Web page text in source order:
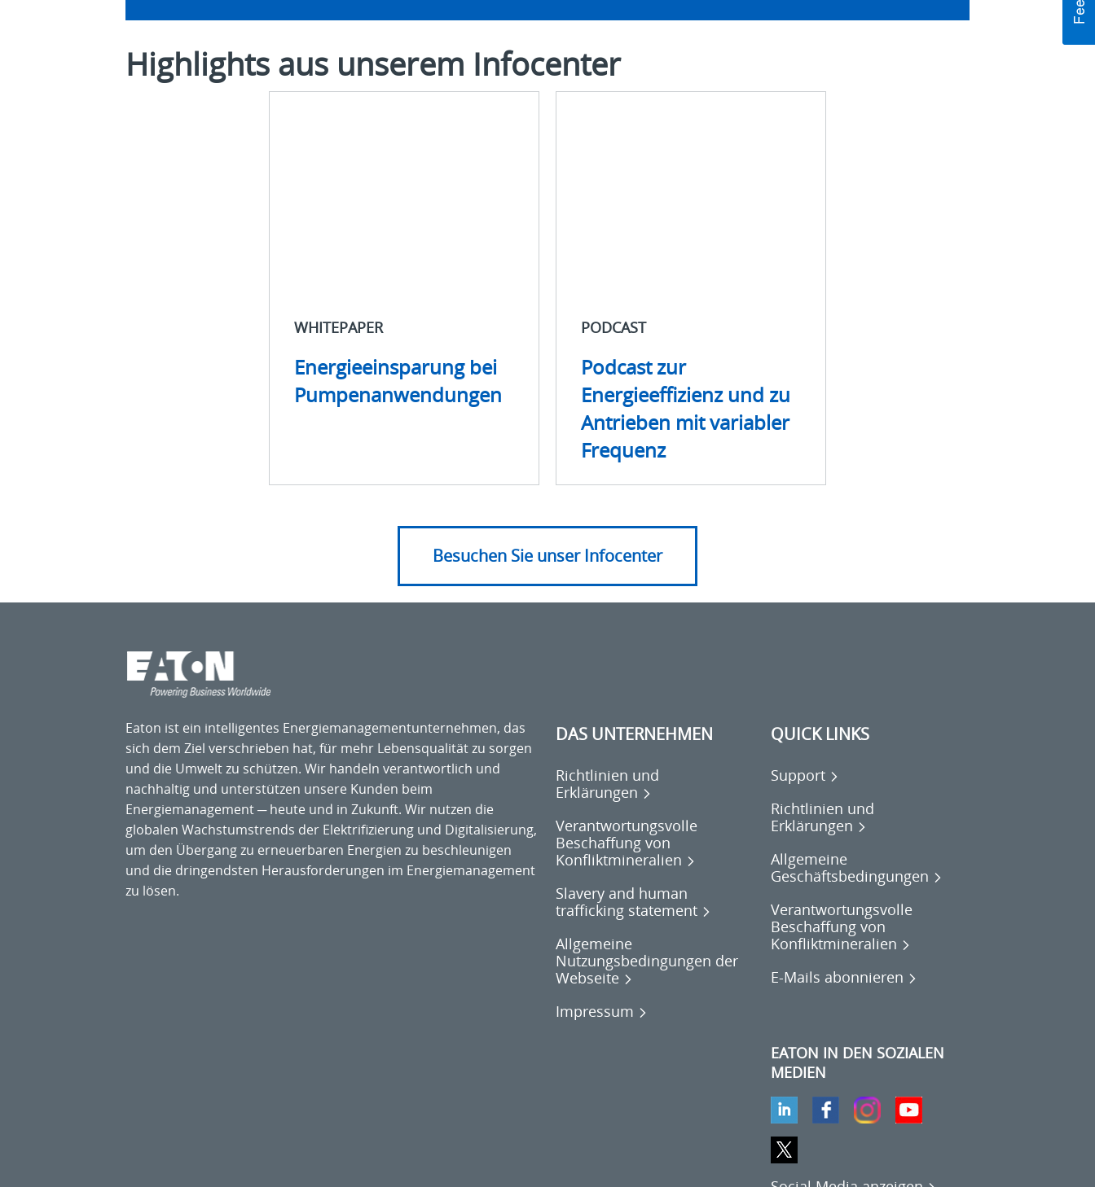
Highlights aus unserem Infocenter
WHITEPAPER
Energieeinsparung bei
Pumpenanwendungen
PODCAST
Podcast zur
Energieeffizienz und zu
Antrieben mit variabler
Frequenz
Besuchen Sie unser Infocenter
Eaton ist ein intelligentes Energiemanagementunternehmen, das
sich dem Ziel verschrieben hat, für mehr Lebensqualität zu sorgen
und die Umwelt zu schützen. Wir handeln verantwortlich und
nachhaltig und unterstützen unsere Kunden beim
Energiemanagement ─ heute und in Zukunft. Wir nutzen die
globalen Wachstumstrends der Elektrifizierung und Digitalisierung,
um den Übergang zu erneuerbaren Energien zu beschleunigen
und die dringendsten Herausforderungen im Energiemanagement
zu lösen.
DAS UNTERNEHMEN
Richtlinien und
Erklärungen
Verantwortungsvolle
Beschaffung von
Konfliktmineralien
Slavery and human
trafficking statement
Allgemeine
Nutzungsbedingungen der
Webseite
Impressum
QUICK LINKS
Support
Richtlinien und
Erklärungen
Allgemeine
Geschäftsbedingungen
Verantwortungsvolle
Beschaffung von
Konfliktmineralien
E-Mails abonnieren
EATON IN DEN SOZIALEN
MEDIEN